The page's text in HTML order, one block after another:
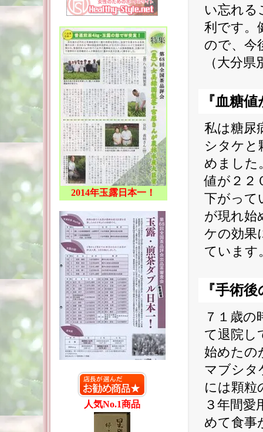
2014年玉露日本一！
人気No.1商品
い忘れる
利です。
ので、今
（大分
『血糖
私は糖尿
シタケと
めました
値が２２
下がって
が現れ始
ケの効果
ています
『手術
７１歳
て退院し
始めたの
マブシタ
には顆粒
３年間
めて食事